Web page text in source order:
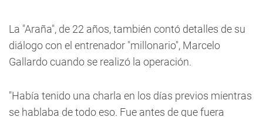
La "Araña", de 22 años, también contó detalles de su
diálogo con el entrenador "millonario", Marcelo
Gallardo cuando se realizó la operación.
"Había tenido una charla en los días previos mientras
se hablaba de todo eso. Fue antes de que fuera